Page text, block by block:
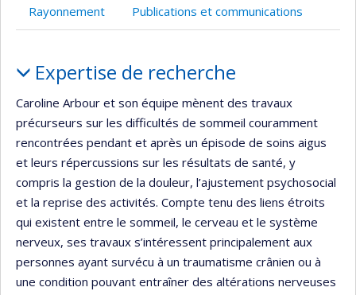
recherche
Rayonnement Publications et communications
Expertise de recherche
Caroline Arbour et son équipe mènent des travaux
précurseurs sur les difficultés de sommeil couramment
rencontrées pendant et après un épisode de soins aigus
et leurs répercussions sur les résultats de santé, y
compris la gestion de la douleur, l’ajustement psychosocial
et la reprise des activités. Compte tenu des liens étroits
qui existent entre le sommeil, le cerveau et le système
nerveux, ses travaux s’intéressent principalement aux
personnes ayant survécu à un traumatisme crânien ou à
une condition pouvant entraîner des altérations nerveuses